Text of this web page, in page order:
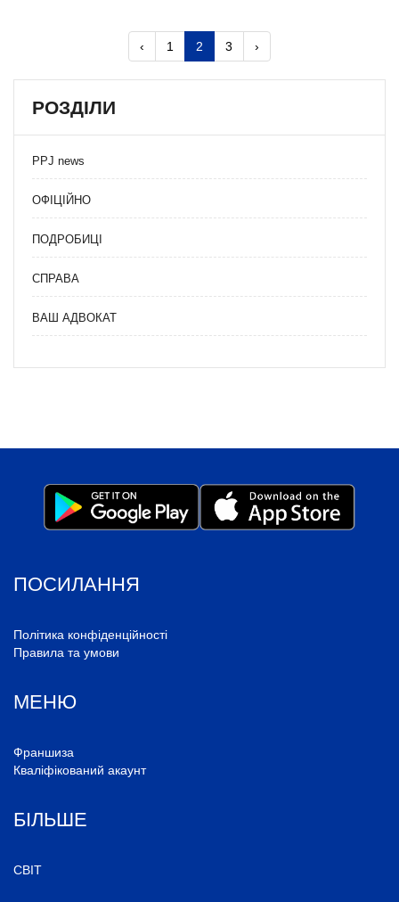
‹ 1 2 3 ›
РОЗДІЛИ
PPJ news
ОФІЦІЙНО
ПОДРОБИЦІ
СПРАВА
ВАШ АДВОКАТ
ПОСИЛАННЯ
Політика конфіденційності
Правила та умови
МЕНЮ
Франшиза
Кваліфікований акаунт
БІЛЬШЕ
СВІТ